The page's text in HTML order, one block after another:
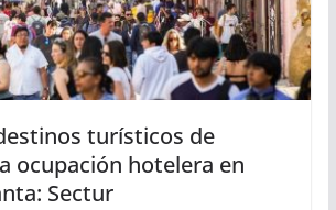
turísticos de
ocupación hotelera en
Sectur